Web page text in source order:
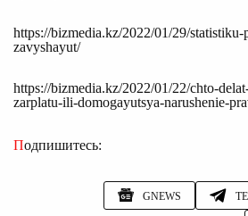
https://bizmedia.kz/2022/01/29/statistiku-
zavyshayut/
https://bizmedia.kz/2022/01/22/chto-
zarplatu-ili-domogayutsya-narushenie-
Подпишитесь:
GNEWS